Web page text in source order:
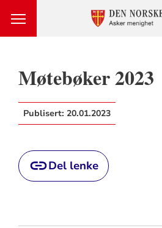
Møtebøker 2023
Publisert: 20.01.2023
Del lenke